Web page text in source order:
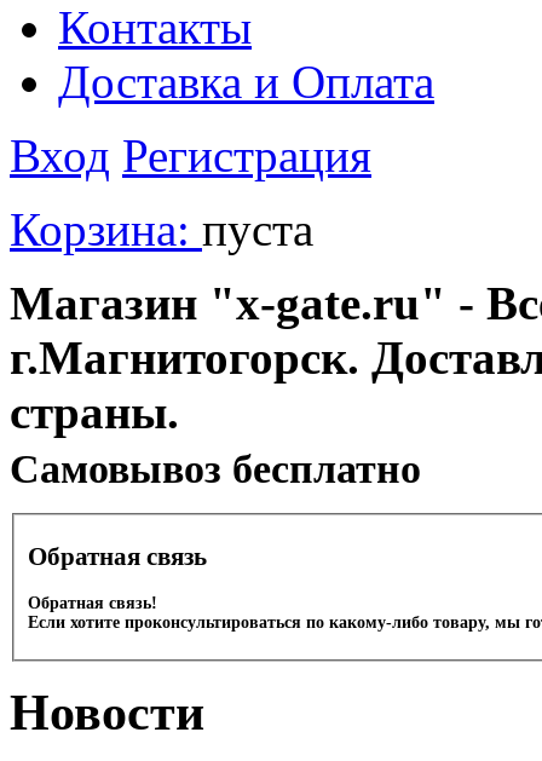
Контакты
Доставка и Оплата
Вход Регистрация
Корзина: пуста
Магазин "x-gate.ru" -
г.Магнитогорск.
страны.
Cамовывоз бесплатно
Обратная связь
Обратная связь!
Если хотите проконсультироваться по какому-либо товару, мы
Новости